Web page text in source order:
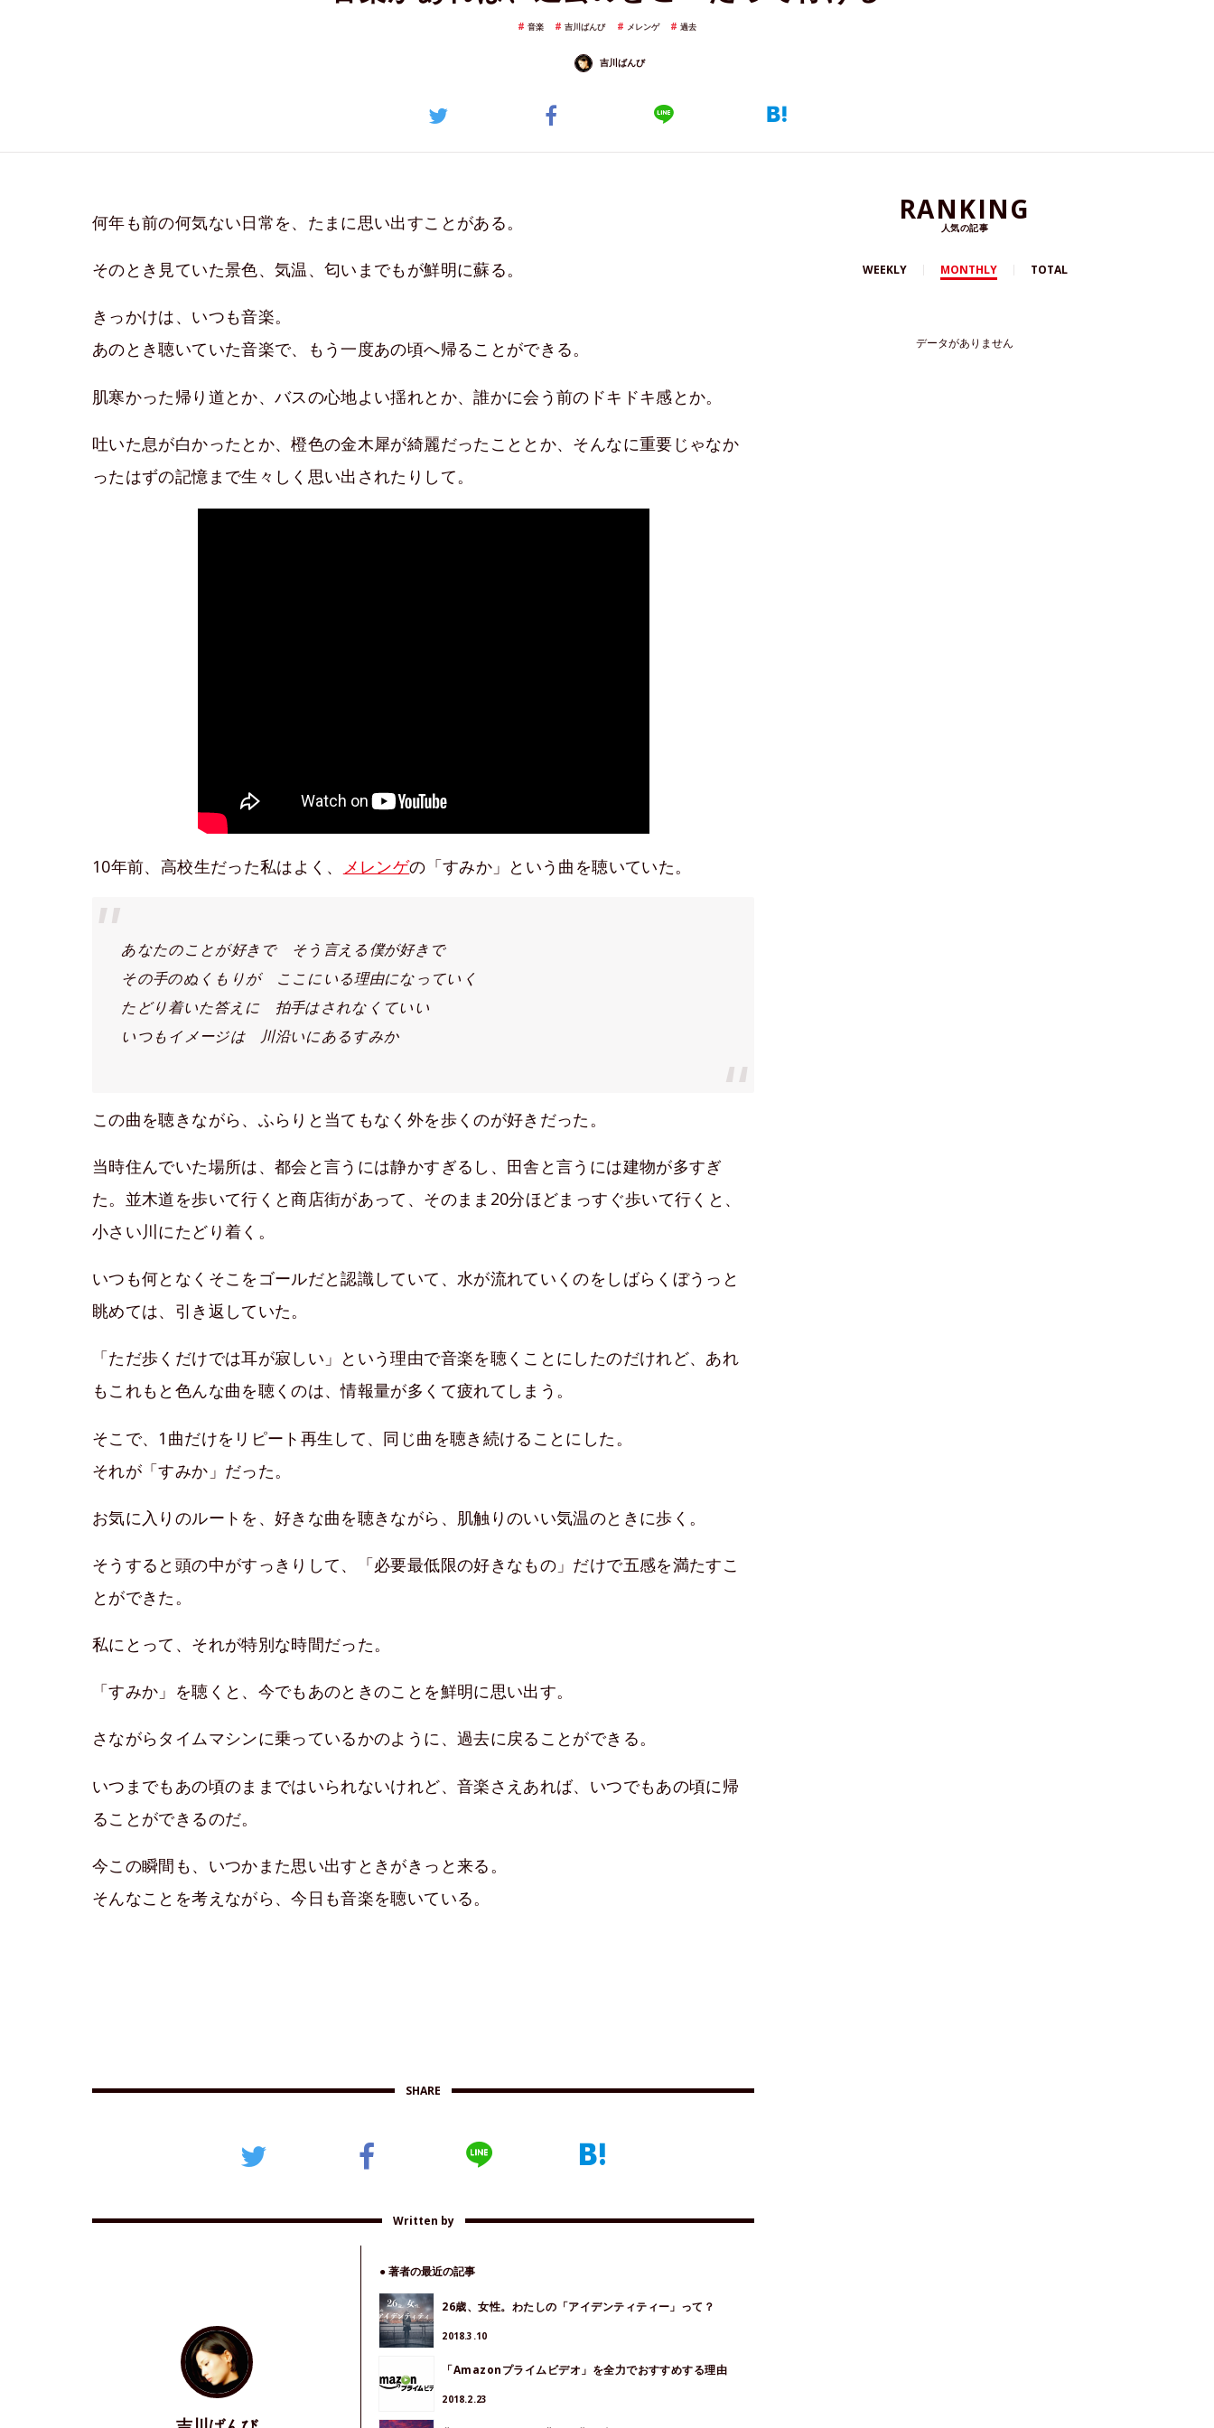
音楽 吉川ばんび メレンゲ 過去
吉川ばんび
何年も前の何気ない日常を、たまに思い出すことがある。
そのとき見ていた景色、気温、匂いまでもが鮮明に蘇る。
きっかけは、いつも音楽。
あのとき聴いていた音楽で、もう一度あの頃へ帰ることができる。
肌寒かった帰り道とか、バスの心地よい揺れとか、誰かに会う前のドキドキ感とか。
吐いた息が白かったとか、橙色の金木犀が綺麗だったこととか、そんなに重要じゃなか
ったはずの記憶まで生々しく思い出されたりして。
10年前、高校生だった私はよく、 メレンゲの「すみか」という曲を聴いていた。
あなたのことが好きで そう言える僕が好きで
その手のぬくもりが ここにいる理由になっていく
たどり着いた答えに 拍手はされなくていい
いつもイメージは 川沿いにあるすみか
この曲を聴きながら、ふらりと当てもなく外を歩くのが好きだった。
当時住んでいた場所は、都会と言うには静かすぎるし、田舎と言うには建物が多すぎ
た。並木道を歩いて行くと商店街があって、そのまま20分ほどまっすぐ歩いて行くと、
小さい川にたどり着く。
いつも何となくそこをゴールだと認識していて、水が流れていくのをしばらくぼうっと
眺めては、引き返していた。
「ただ歩くだけでは耳が寂しい」という理由で音楽を聴くことにしたのだけれど、あれ
もこれもと色んな曲を聴くのは、情報量が多くて疲れてしまう。
そこで、1曲だけをリピート再生して、同じ曲を聴き続けることにした。
それが「すみか」だった。
お気に入りのルートを、好きな曲を聴きながら、肌触りのいい気温のときに歩く。
そうすると頭の中がすっきりして、「必要最低限の好きなもの」だけで五感を満たすこ
とができた。
私にとって、それが特別な時間だった。
「すみか」を聴くと、今でもあのときのことを鮮明に思い出す。
さながらタイムマシンに乗っているかのように、過去に戻ることができる。
いつまでもあの頃のままではいられないけれど、音楽さえあれば、いつでもあの頃に帰
ることができるのだ。
今この瞬間も、いつかまた思い出すときがきっと来る。
そんなことを考えながら、今日も音楽を聴いている。
SHARE
Written by
● 著者の最近の記事
26歳、女性。わたしの「アイデンティティー」って？
2018.3.10
「Amazonプライムビデオ」を全力でおすすめする理由
2018.2.23
RANKING
人気の記事
WEEKLY MONTHLY TOTAL
データがありません